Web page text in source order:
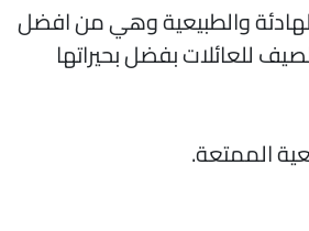
والطبيعية وهي من افضل
بفضل بحيراتها
الممتعة.